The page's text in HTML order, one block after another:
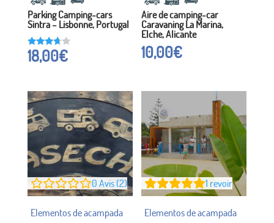
Parking Camping-cars
Sintra – Lisbonne, Portugal
Noté à
3,50
18,00€
Aire de camping-car
Caravaning La Marina,
Elche, Alicante
10,00€
0 Avis (2) 1 revoir